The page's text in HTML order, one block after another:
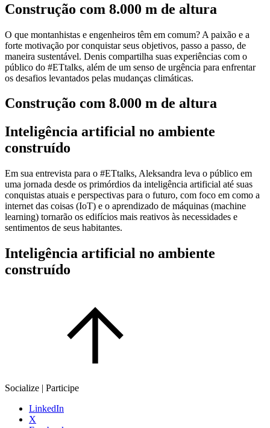
Construção com 8.000 m de altura
O que montanhistas e engenheiros têm em comum? A paixão e a
forte motivação por conquistar seus objetivos, passo a passo, de
maneira sustentável. Denis compartilha suas experiências com o
público do #ETtalks, além de um senso de urgência para enfrentar
os desafios levantados pelas mudanças climáticas.
Construção com 8.000 m de altura
Inteligência artificial no ambiente
construído
Em sua entrevista para o #ETtalks, Aleksandra leva o público em
uma jornada desde os primórdios da inteligência artificial até suas
conquistas atuais e perspectivas para o futuro, com foco em como a
internet das coisas (IoT) e o aprendizado de máquinas (machine
learning) tornarão os edifícios mais reativos às necessidades e
sentimentos de seus habitantes.
Inteligência artificial no ambiente
construído
Socialize | Participe
LinkedIn
X